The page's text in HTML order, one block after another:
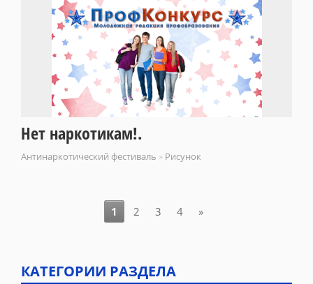
Нет наркотикам!.
Антинаркотический фестиваль » Рисунок
1 2 3 4 »
КАТЕГОРИИ РАЗДЕЛА